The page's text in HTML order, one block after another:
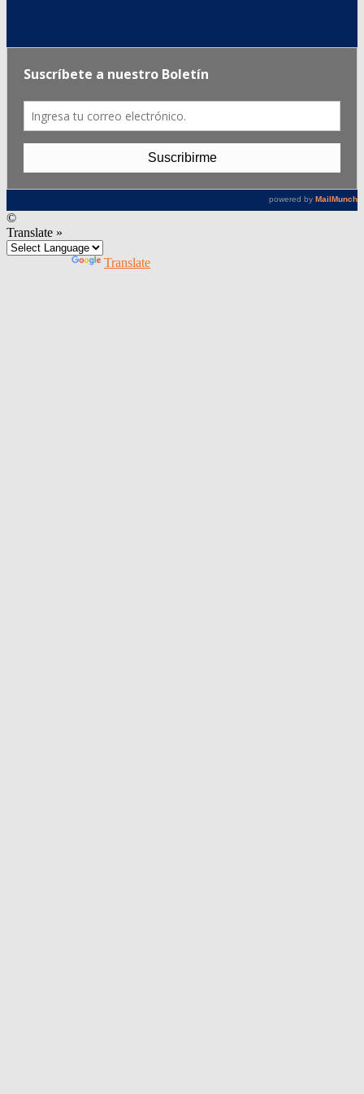
©
Translate »
Translate